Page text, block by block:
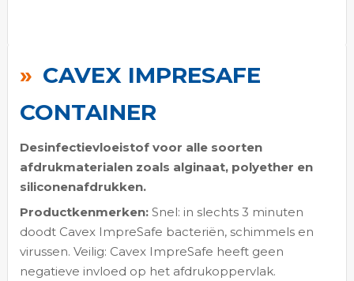
CAVEX IMPRESAFE
CONTAINER
Desinfectievloeistof voor alle soorten
afdrukmaterialen zoals alginaat, polyether en
siliconenafdrukken.
Productkenmerken:Snel: in slechts 3 minuten
doodt Cavex ImpreSafe bacteriën, schimmels en
virussen. Veilig: Cavex ImpreSafe heeft geen
negatieve invloed op het afdrukoppervlak.
het
begin
van
de
afbeeldingen-
gallerij